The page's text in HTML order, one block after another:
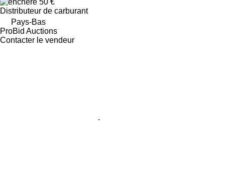
Distributeur de carburant
Pays-Bas
ProBid Auctions
Contacter le vendeur